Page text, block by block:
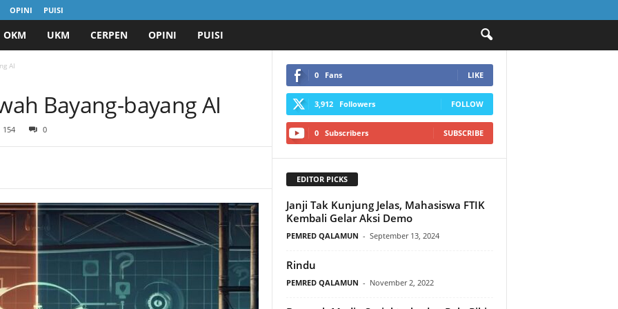
OPINI PUISI
OKM UKM CERPEN OPINI PUISI
AI
Bayang-bayang AI
154 0
0 Fans LIKE
3,912 Followers FOLLOW
0 Subscribers SUBSCRIBE
EDITOR PICKS
Janji Tak Kunjung Jelas, Mahasiswa FTIK
Kembali Gelar Aksi Demo
PEMRED QALAMUN - September 13, 2024
Rindu
PEMRED QALAMUN - November 2, 2022